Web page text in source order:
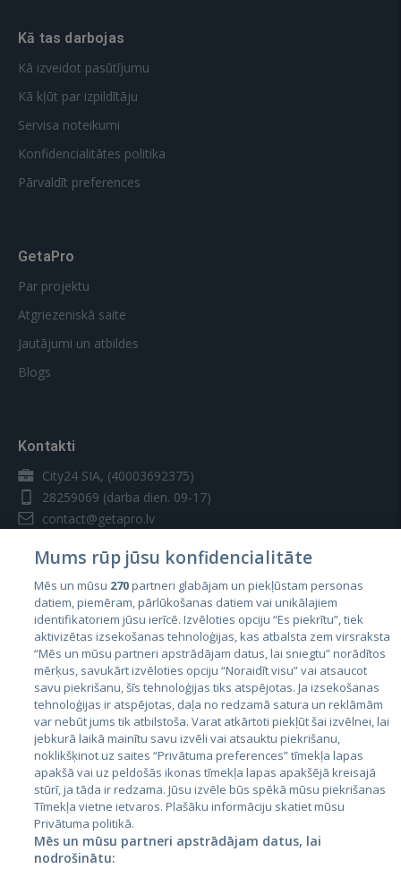
Kā tas darbojas
Kā izveidot pasūtījumu
Kā kļūt par izpildītāju
Servisa noteikumi
Konfidencialitātes politika
Pārvaldīt preferences
GetaPro
Par projektu
Atgriezeniskā saite
Jautājumi un atbildes
Blogs
Kontakti
City24 SIA, (40003692375)
28259069 (darba dien. 09-17)
contact@getapro.lv
Valstis
Igaunija
Latvija
Lietuva
Mums rūp jūsu konfidencialitāte
Mēs un mūsu 270partneri glabājam un piekļūstam personas
datiem, piemēram, pārlūkošanas datiem vai unikālajiem
identifikatoriem jūsu ierīcē. Izvēloties opciju “Es piekrītu”, tiek
aktivizētas izsekošanas tehnoloģijas, kas atbalsta zem virsraksta
“Mēs un mūsu partneri apstrādājam datus, lai sniegtu” norādītos
mērķus, savukārt izvēloties opciju “Noraidīt visu” vai atsaucot
savu piekrišanu, šīs tehnoloģijas tiks atspējotas. Ja izsekošanas
tehnoloģijas ir atspējotas, daļa no redzamā satura un reklāmām
var nebūt jums tik atbilstoša. Varat atkārtoti piekļūt šai izvēlnei, lai
jebkurā laikā mainītu savu izvēli vai atsauktu piekrišanu,
noklikšķinot uz saites “Privātuma preferences” tīmekļa lapas
apakšā vai uz peldošās ikonas tīmekļa lapas apakšējā kreisajā
stūrī, ja tāda ir redzama. Jūsu izvēle būs spēkā mūsu piekrišanas
Tīmekļa vietne ietvaros. Plašāku informāciju skatiet mūsu
Privātuma politikā.
Mēs un mūsu partneri apstrādājam datus, lai
nodrošinātu: